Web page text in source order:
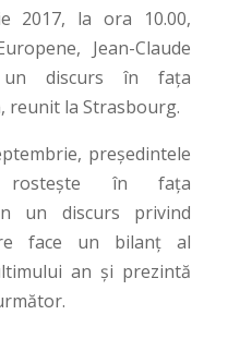
2017, la ora 10.00,
Jean-Claude
un discurs în fața
reunit la Strasbourg.
președintele
rostește în fața
un discurs privind
face un bilanț al
an și prezintă